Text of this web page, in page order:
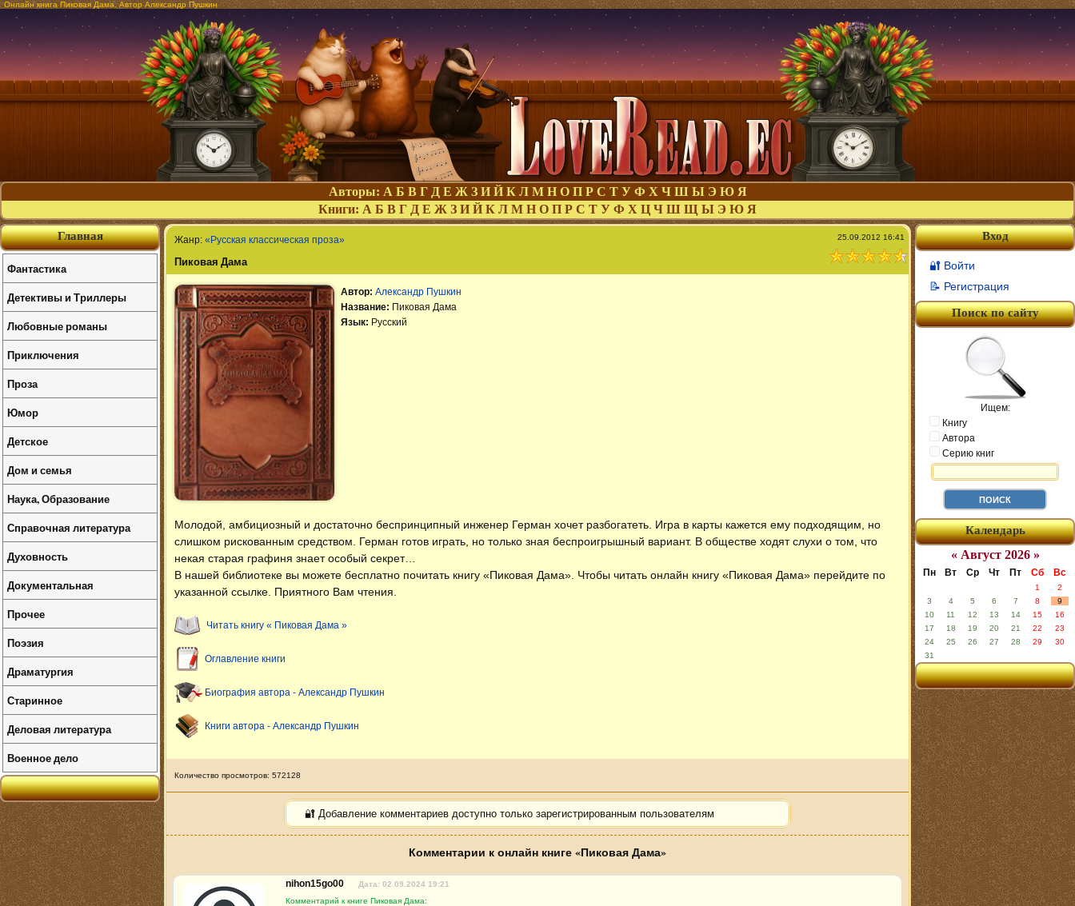
Онлайн книга Пиковая Дама. Автор Александр Пушкин
Авторы: А Б В Г Д Е Ж З И Й К Л М Н О П Р С Т У Ф Х Ч Ш Ы Э Ю Я
Книги: А Б В Г Д Е Ж З И Й К Л М Н О П Р С Т У Ф Х Ц Ч Ш Щ Ы Э Ю Я
Жанр: «Русская классическая проза»
Пиковая Дама
25.09.2012 16:41
Автор: Александр Пушкин
Название: Пиковая Дама
Язык: Русский
Молодой, амбициозный и достаточно беспринципный инженер Герман хочет разбогатеть. Игра в карты кажется ему подходящим, но
слишком рискованным средством. Герман готов играть, но только зная беспроигрышный вариант. В обществе ходят слухи о том, что
некая старая графиня знает особый секрет…
В нашей библиотеке вы можете бесплатно почитать книгу «Пиковая Дама» . Чтобы читать онлайн книгу «Пиковая Дама» перейдите по
указанной ссылке. Приятного Вам чтения.
Читать книгу « Пиковая Дама »
Оглавление книги
Биография автора - Александр Пушкин
Книги автора - Александр Пушкин
Количество просмотров: 572128
🔐 Добавление комментариев доступно только зарегистрированным пользователям
Комментарии к онлайн книге «Пиковая Дама»
nihon15go00
Дата: 02.09.2024 19:21
Комментарий к книге Пиковая Дама:
Вход
🔐 Войти
📝 Регистрация
Поиск по сайту
Ищем:
Книгу
Автора
Серию книг
Календарь
« Август 2026 »
Пн Вт Ср Чт Пт Сб Вс
1
2
3
4 5 6 7 8
9
10
11 12 13 14 15
16
17
18 19 20 21 22
23
24
25 26 27 28 29
30
31
Главная
Фантастика
Детективы и Триллеры
Любовные романы
Приключения
Проза
Юмор
Детское
Дом и семья
Наука, Образование
Справочная литература
Духовность
Документальная
Прочее
Поэзия
Драматургия
Старинное
Деловая литература
Военное дело